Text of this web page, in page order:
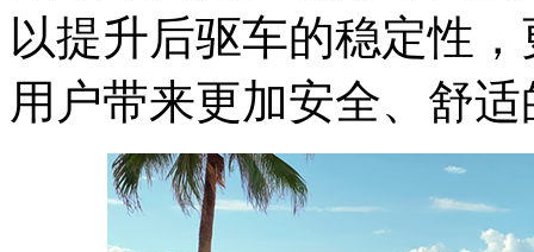
以提升后驱车的稳定性
用户带来更加安全、舒